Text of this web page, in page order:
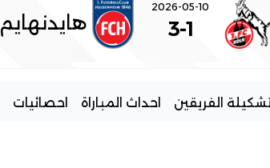
2026-05-10
1
-
3 هايدنهايم
الفريقين احداث المباراة احصائيات